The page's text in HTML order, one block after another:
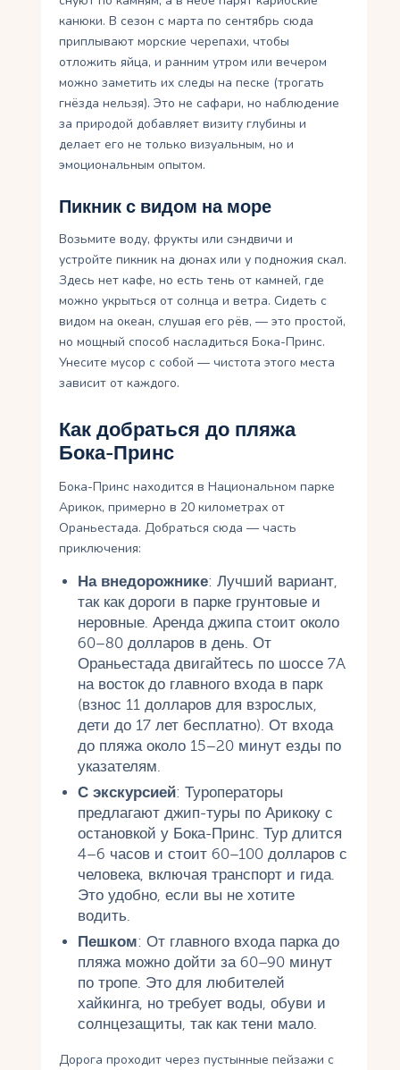
канюки. В сезон с марта по сентябрь сюда
приплывают морские черепахи, чтобы
отложить яйца, и ранним утром или вечером
можно заметить их следы на песке (трогать
гнёзда нельзя). Это не сафари, но наблюдение
за природой добавляет визиту глубины и
делает его не только визуальным, но и
эмоциональным опытом.
Пикник с видом на море
Возьмите воду, фрукты или сэндвичи и
устройте пикник на дюнах или у подножия скал.
Здесь нет кафе, но есть тень от камней, где
можно укрыться от солнца и ветра. Сидеть с
видом на океан, слушая его рёв, — это простой,
но мощный способ насладиться Бока-Принс.
Унесите мусор с собой — чистота этого места
зависит от каждого.
Как добраться до пляжа
Бока-Принс
Бока-Принс находится в Национальном парке
Арикок, примерно в 20 километрах от
Ораньестада. Добраться сюда — часть
приключения:
На внедорожнике: Лучший вариант,
так как дороги в парке грунтовые и
неровные. Аренда джипа стоит около
60–80 долларов в день. От
Ораньестада двигайтесь по шоссе 7A
на восток до главного входа в парк
(взнос 11 долларов для взрослых,
дети до 17 лет бесплатно). От входа
до пляжа около 15–20 минут езды по
указателям.
С экскурсией: Туроператоры
предлагают джип-туры по Арикоку с
остановкой у Бока-Принс. Тур длится
4–6 часов и стоит 60–100 долларов с
человека, включая транспорт и гида.
Это удобно, если вы не хотите
водить.
Пешком: От главного входа парка до
пляжа можно дойти за 60–90 минут
по тропе. Это для любителей
хайкинга, но требует воды, обуви и
солнцезащиты, так как тени мало.
Дорога проходит через пустынные пейзажи с